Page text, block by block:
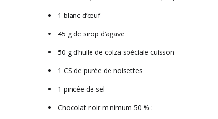
1 blanc d’œuf
45 g de sirop d’agave
50 g d’huile de colza spéciale cuisson
1 CS de purée de noisettes
1 pincée de sel
Chocolat noir minimum 50 % :